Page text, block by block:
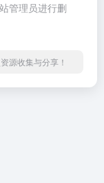
管理员进行删
源收集与分享！